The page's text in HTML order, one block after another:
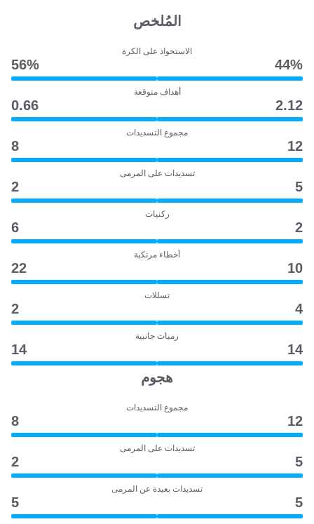
المُلخص
الاستحواذ على الكرة
44‎%‎
56‎%‎
أهداف متوقعة
2.12
0.66
مجموع التسديدات
12
8
تسديدات على المرمى
5
2
ركنيات
2
6
أخطاء مرتكبة
10
22
تسللات
4
2
رميات جانبية
14
14
هجوم
مجموع التسديدات
12
8
تسديدات على المرمى
5
2
تسديدات بعيدة عن المرمى
5
5